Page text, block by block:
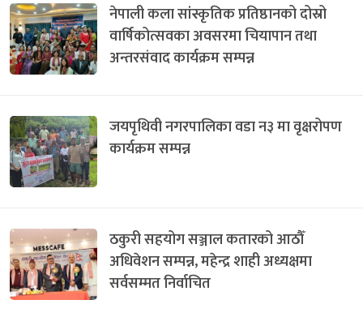
नेपाली कला सांस्कृतिक प्रतिष्ठानको दोस्रो
वार्षिकोत्सवका अवसरमा चियापान तथा
अन्तरसंवाद कार्यक्रम सम्पन्न
जयपृथिवी नगरपालिका वडा न३ मा वृक्षरोपण
कार्यक्रम सम्पन्न
ठकुरी सहयोग सञ्जाल कतारको आठौँ
अधिवेशन सम्पन्न, महेन्द्र शाही अध्यक्षमा
सर्वसम्मत निर्वाचित